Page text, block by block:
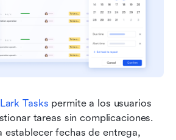
Lark Tasks permite a los usuarios
tareas sin complicaciones.
establecer fechas de entrega,